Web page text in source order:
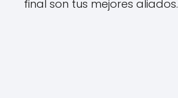
final son tus mejores aliados.